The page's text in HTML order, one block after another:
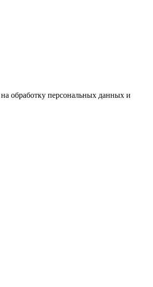
обработку персональных данных и